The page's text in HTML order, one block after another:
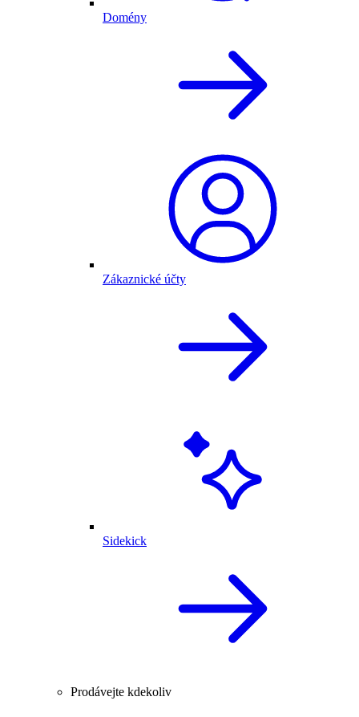
Domény
Zákaznické účty
Sidekick
Prodávejte kdekoliv